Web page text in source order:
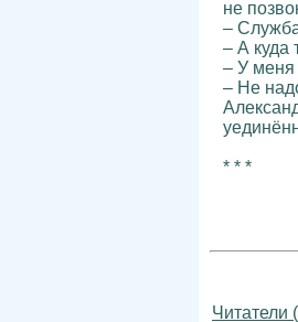
не
–
– А куда
– У меня
– Не
* * *
Читатели